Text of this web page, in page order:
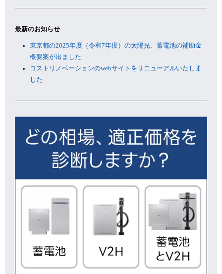
最新のお知らせ
東京都の2025年度（令和7年度）の太陽光、蓄電池の補助金
概要案が出ました
コストリノベーションのwebサイトをリニューアルいたしま
した